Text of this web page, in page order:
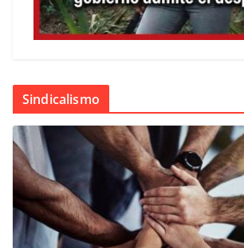
Sindicalismo